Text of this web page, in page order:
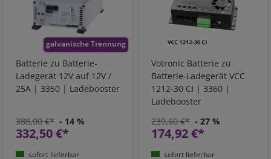
galvanische Trennung
Batterie zu Batterie-
Ladegerät 12V auf 12V /
25A | 3350 | Ladebooster
388,00 €* - 14 %
332,50 €*
sofort lieferbar
Votronic Batterie zu
Batterie-Ladegerät VCC
1212-30 CI | 3360 |
Ladebooster
239,60 €* - 27 %
174,92 €*
sofort lieferbar